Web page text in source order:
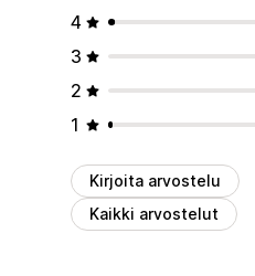
4
3
2
1
Kirjoita arvostelu
Kaikki arvostelut